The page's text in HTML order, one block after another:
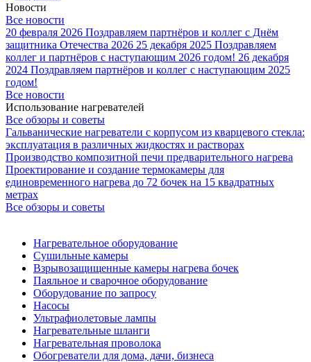
Новости
Все новости
20 февраля 2026 Поздравляем партнёров и коллег с Днём
защитника Отечества 2026 25 декабря 2025 Поздравляем
коллег и партнёров с наступающим 2026 годом! 26 декабря
2024 Поздравляем партнёров и коллег с наступающим 2025
годом!
Все новости
Использование нагревателей
Все обзоры и советы
Гальванические нагреватели с корпусом из кварцевого стекла:
эксплуатация в различных жидкостях и растворах
Производство композитной печи предварительного нагрева
Проектирование и создание термокамеры для
единовременного нагрева до 72 бочек на 15 квадратных
метрах
Все обзоры и советы
Нагревательное оборудование
Сушильные камеры
Взрывозащищенные камеры нагрева бочек
Паяльное и сварочное оборудование
Оборудование по запросу
Насосы
Ультрафиолетовые лампы
Нагревательные шланги
Нагревательная проволока
Обогреватели для дома, дачи, бизнеса